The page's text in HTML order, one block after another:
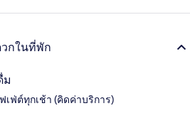
กในที่พัก
ม
เฟ่ต์ทุกเช้า (คิดค่าบริการ)